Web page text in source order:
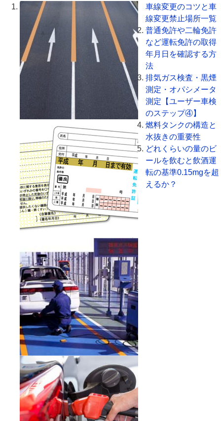
車線変更のコツと車
線変更禁止場所一覧
普通免許や二輪免許
など運転免許の取得
年月日を確認する方
法
排気ガス検査・黒煙
測定・オパシメータ
測定【ユーザー車検
のステップ④】
燃料タンクの構造と
水抜きの重要性
どれくらいの量のビ
ールを飲むと飲酒運
転の基準0.15mgを超
えるか？